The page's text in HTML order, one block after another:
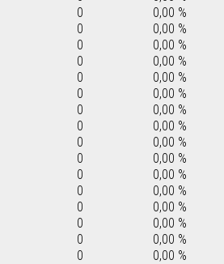
0
0,00 %
0
0,00 %
0
0,00 %
0
0,00 %
0
0,00 %
0
0,00 %
0
0,00 %
0
0,00 %
0
0,00 %
0
0,00 %
0
0,00 %
0
0,00 %
0
0,00 %
0
0,00 %
0
0,00 %
0 0,00 %